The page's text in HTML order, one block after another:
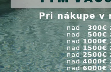
iGarden Aquagem Mr.Pure
Premium solinátor MPS14 - pH +
Rx (ORP)
DOPRAVA
ZDARMA
EXTRA
ZĽAVA